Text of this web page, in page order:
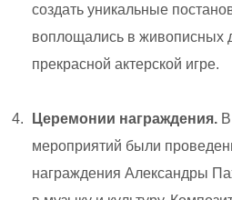
создать уникальные
воплощались в живописных
прекрасной актерской игре.
Церемонии награждения.
мероприятий были
награждения Александры